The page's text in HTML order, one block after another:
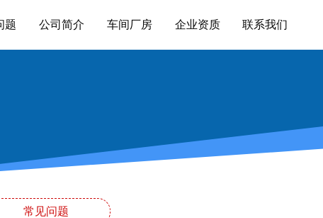
题 公司简介 车间厂房 企业资质 联系我们
常见问题